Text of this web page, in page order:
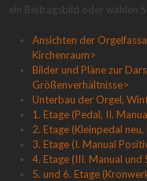
ein Beitragsbild oder wählen
Ansichten der
Kirchenraum>
Bilder und Pläne zur
Größenverhältnisse>
Unterbau der Orgel,
1. Etage (Pedal, II.
2. Etage (Kleinpedal neu,
3. Etage (I. Manual
4. Etage (III. Manual und
5. und 6. Etage